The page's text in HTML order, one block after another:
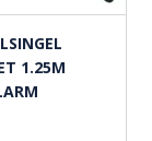
1.25M